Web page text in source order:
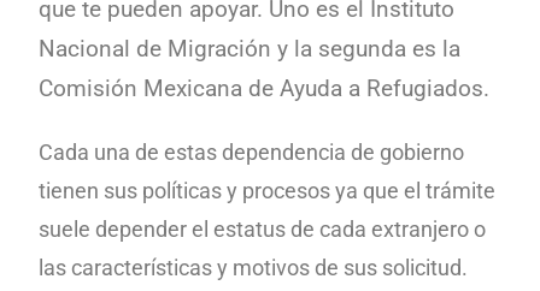
que te pueden apoyar. Uno es el Instituto
Nacional de Migración y la segunda es la
Comisión Mexicana de Ayuda a Refugiados.
Cada una de estas dependencia de gobierno
tienen sus políticas y procesos ya que el trámite
suele depender el estatus de cada extranjero o
las características y motivos de sus solicitud.